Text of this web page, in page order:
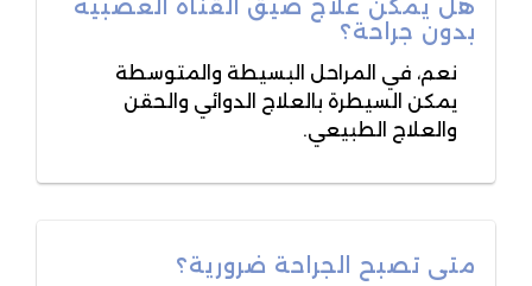
هل يمكن علاج ضيق القناة العصبية
بدون جراحة؟
نعم، في المراحل البسيطة والمتوسطة
يمكن السيطرة بالعلاج الدوائي والحقن
والعلاج الطبيعي.
متى تصبح الجراحة ضرورية؟